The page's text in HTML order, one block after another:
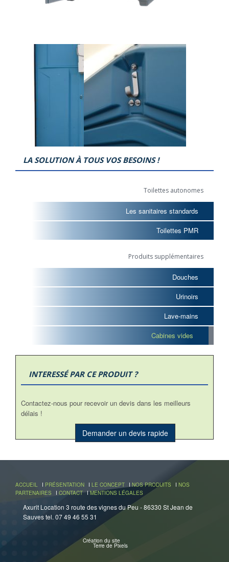
LA SOLUTION À TOUS VOS BESOINS !
Toilettes autonomes
Les sanitaires standards
Toilettes PMR
Produits supplémentaires
Douches
Urinoirs
Lave-mains
Cabines vides
INTERESSÉ PAR CE PRODUIT ?
Contactez-nous pour recevoir un devis dans les meilleurs
délais !
Demander un devis rapide
ACCUEIL I PRÉSENTATION I LE CONCEPT I NOS PRODUITS I NOS
PARTENAIRES
I CONTACT IMENTIONS LÉGALES
Axurit Location 3 route des vignes du Peu - 86330 St Jean de
Sauves tel. 07 49 46 55 31
Création du site
Terre de Pixels